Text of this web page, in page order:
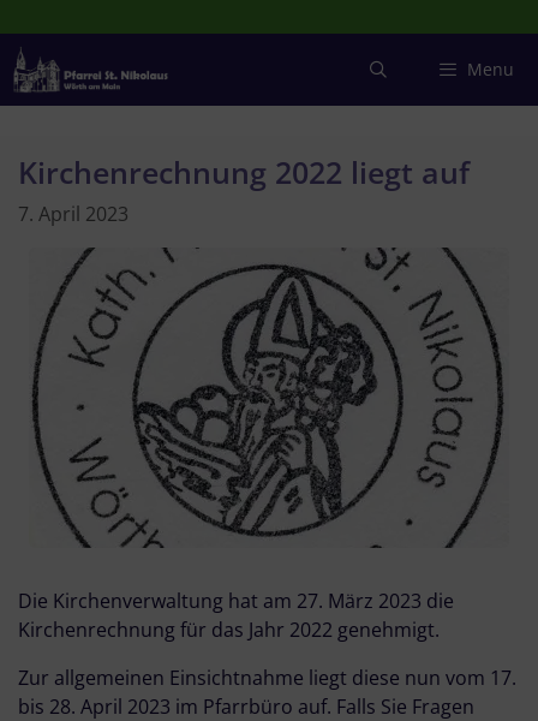
Inhalt
springen
Menu
Kirchenrechnung 2022 liegt auf
7. April 2023
Die Kirchenverwaltung hat am 27. März 2023 die
Kirchenrechnung für das Jahr 2022 genehmigt.
Zur allgemeinen Einsichtnahme liegt diese nun vom 17.
bis 28. April 2023 im Pfarrbüro auf. Falls Sie Fragen